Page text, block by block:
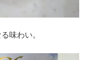
味わい。